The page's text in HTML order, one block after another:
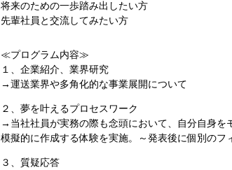
将来のための一歩踏み出したい方
先輩社員と交流してみたい方
≪プログラム内容≫
１、企業紹介、業界研究
→運送業界や多角化的な事業展開について
２、夢を叶えるプロセスワーク
→当社社員が実務の際も念頭において、自分自身を
模擬的に作成する体験を実施。～発表後に個別のフ
３、質疑応答